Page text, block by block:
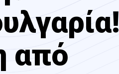
από